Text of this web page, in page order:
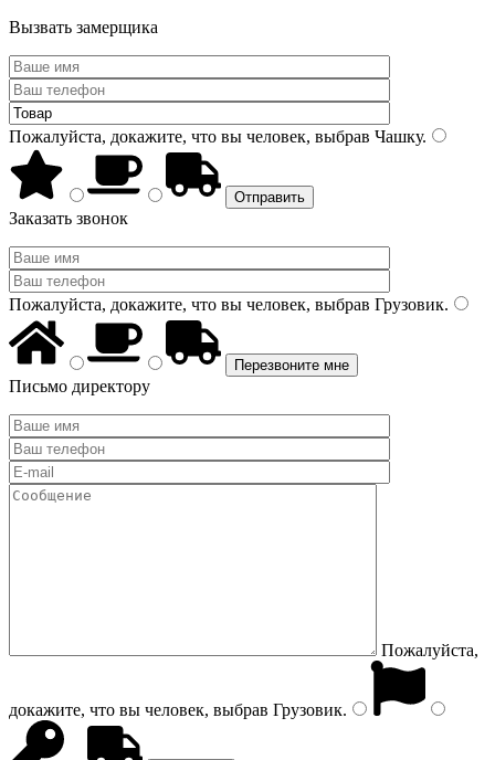
Вызвать замерщика
Пожалуйста, докажите, что вы человек, выбрав Чашку.
Заказать звонок
Пожалуйста, докажите, что вы человек, выбрав Грузовик.
Письмо директору
Пожалуйста,
докажите, что вы человек, выбрав Грузовик.